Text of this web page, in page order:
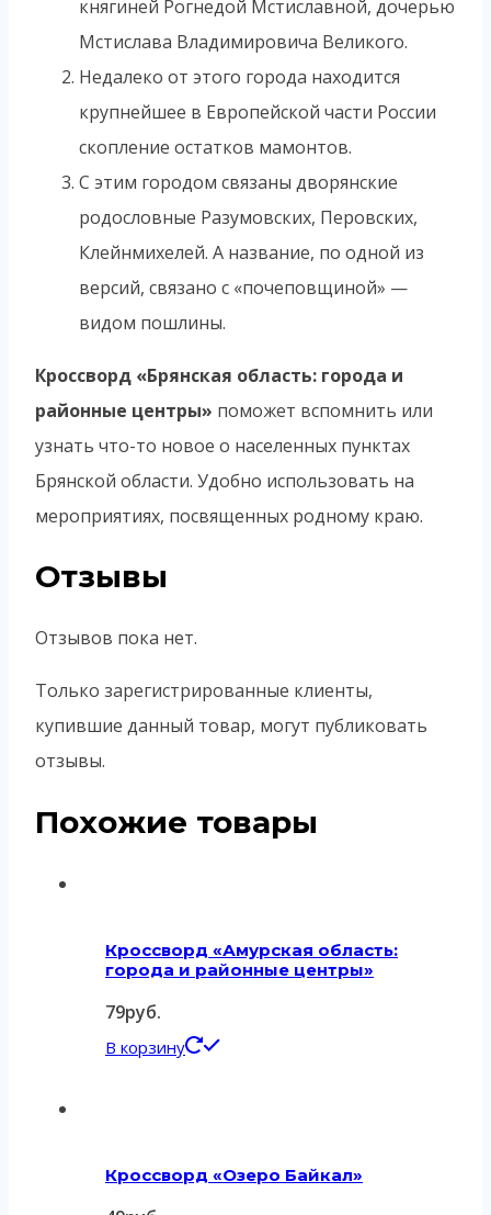
княгиней Рогнедой Мстиславной, дочерью
Мстислава Владимировича Великого.
Недалеко от этого города находится
крупнейшее в Европейской части России
скопление остатков мамонтов.
С этим городом связаны дворянские
родословные Разумовских, Перовских,
Клейнмихелей. А название, по одной из
версий, связано с «почеповщиной» —
видом пошлины.
Кроссворд «Брянская область: города и
районные центры» поможет вспомнить или
узнать что-то новое о населенных пунктах
Брянской области. Удобно использовать на
мероприятиях, посвященных родному краю.
Отзывы
Отзывов пока нет.
Только зарегистрированные клиенты,
купившие данный товар, могут публиковать
отзывы.
Похожие товары
Кроссворд «Амурская область:
города и районные центры»
79руб.
В корзину
Кроссворд «Озеро Байкал»